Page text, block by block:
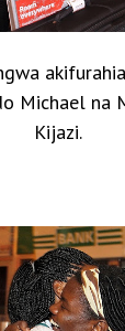
Michael na
Kijazi.